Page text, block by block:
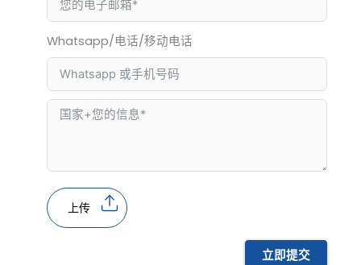
Whatsapp/电话/移动电话
上传
立即提交